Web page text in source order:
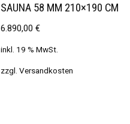
SAUNA 58 MM 210×190 CM
6.890,00€
inkl. 19 % MwSt.
zzgl.Versandkosten